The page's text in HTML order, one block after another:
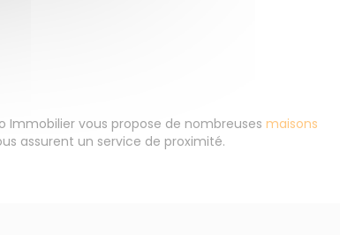
Immobilier vous propose de nombreuses maisons
assurent un service de proximité.